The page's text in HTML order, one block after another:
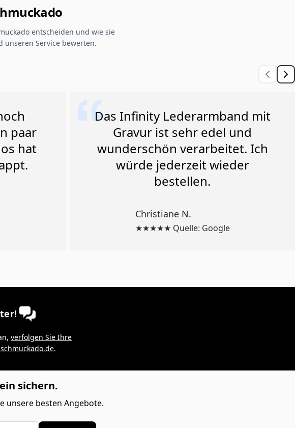
entscheiden und wie sie
unseren Service bewerten.
paar
hat
Das Infinity Lederarmband mit
Gravur ist sehr edel und
wunderschön verarbeitet. Ich
würde jederzeit wieder
bestellen.
Christiane N.
★★★★★ Quelle: Google
verfolgen Sie Ihre
.
sichern.
unsere besten Angebote.